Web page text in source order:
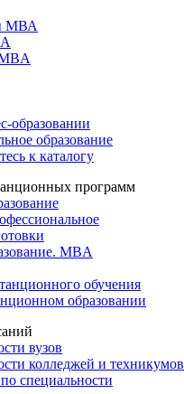
МВА
образовании
образование
к каталогу
программ
MBA
обучения
образовании
вузов
колледжей и техникумов
специальности